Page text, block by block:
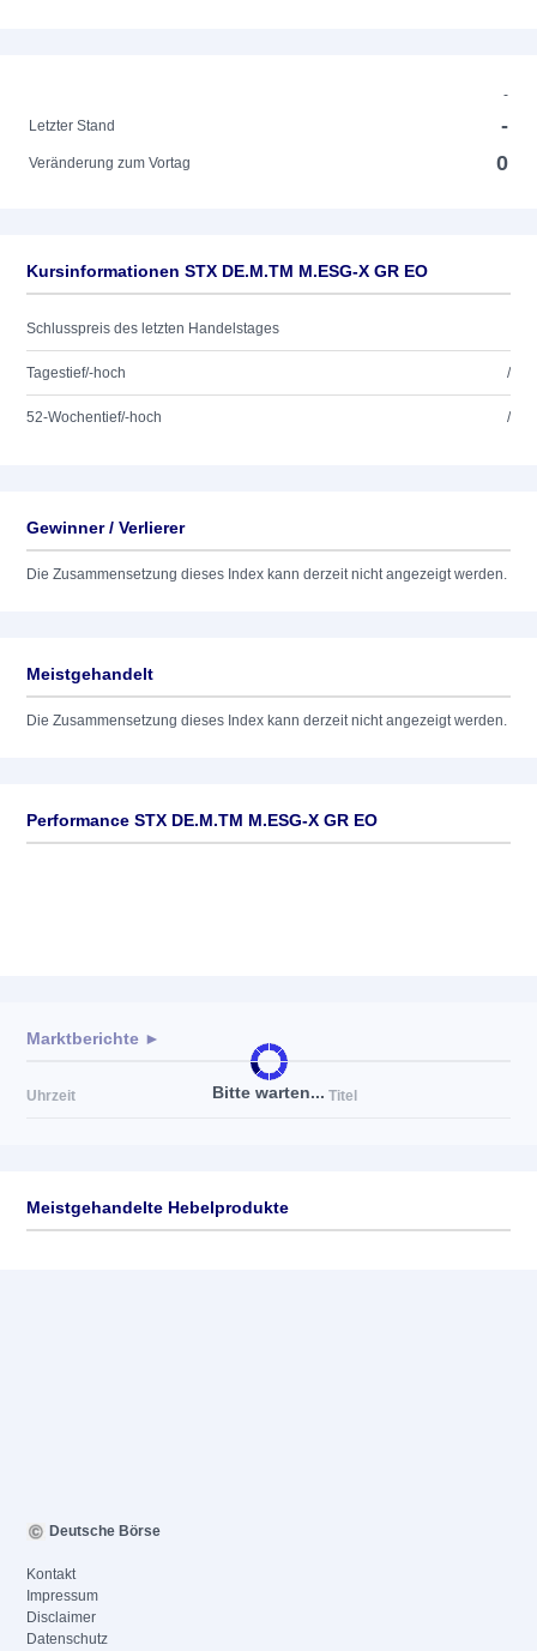
-
Letzter Stand
-
Veränderung zum Vortag 0
Kursinformationen STX DE.M.TM M.ESG-X GR EO
Schlusspreis des letzten Handelstages
Tagestief/-hoch /
52-Wochentief/-hoch /
Gewinner / Verlierer
Die Zusammensetzung dieses Index kann derzeit nicht angezeigt werden.
Meistgehandelt
Die Zusammensetzung dieses Index kann derzeit nicht angezeigt werden.
Performance STX DE.M.TM M.ESG-X GR EO
Bitte warten...
Marktberichte ►
Uhrzeit Titel
Meistgehandelte Hebelprodukte
Deutsche Börse
Kontakt
Impressum
Disclaimer
Datenschutz